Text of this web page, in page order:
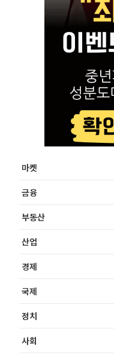
마켓
금융
부동산
산업
경제
국제
정치
사회